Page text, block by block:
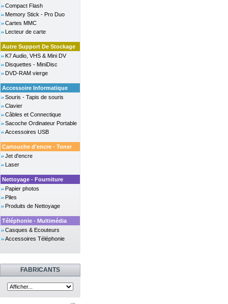
Compact Flash
Memory Stick - Pro Duo
Cartes MMC
Lecteur de carte
Autre Support De Stockage
K7 Audio, VHS & Mini DV
Disquettes - MiniDisc
DVD-RAM vierge
Accessoire Informatique
Souris - Tapis de souris
Clavier
Câbles et Connectique
Sacoche Ordinateur Portable
Accessoires USB
Cartouche d'encre - Toner
Jet d'encre
Laser
Nettoyage - Fourniture
Papier photos
Piles
Produits de Nettoyage
Téléphonie - Multimédia
Casques & Ecouteurs
Accessoires Téléphonie
FABRICANTS